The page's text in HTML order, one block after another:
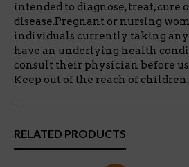
intended to diagnose, treat, cure
disease.Pregnant or nursing
individuals currently taking
have an underlying health
consult their physician before
Keep out of the reach of children.
RELATED PRODUCTS